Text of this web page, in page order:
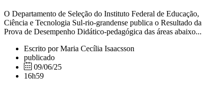
O Departamento de Seleção do Instituto Federal de Educação,
Ciência e Tecnologia Sul-rio-grandense publica o Resultado da
Prova de Desempenho Didático-pedagógica das áreas abaixo...
Escrito por Maria Cecília Isaacsson
publicado
09/06/25
16h59